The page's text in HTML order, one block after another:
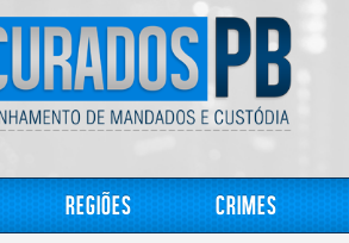
Regiões Crimes